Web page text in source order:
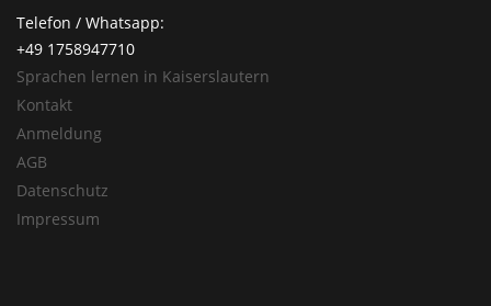
Telefon / Whatsapp:
+49 1758947710
Sprachen lernen in Kaiserslautern
Kontakt
Anmeldung
AGB
Datenschutz
Impressum